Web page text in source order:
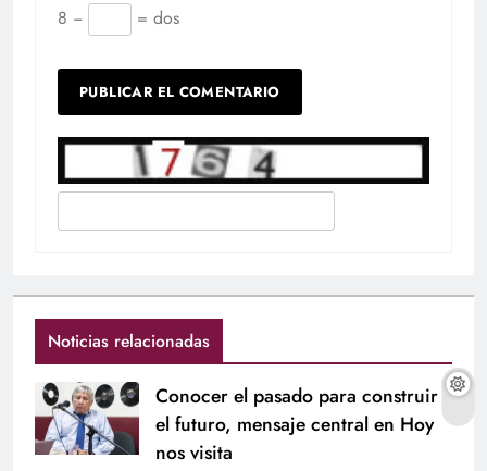
8 −
= dos
Noticias relacionadas
Conocer el pasado para construir
el futuro, mensaje central en Hoy
nos visita